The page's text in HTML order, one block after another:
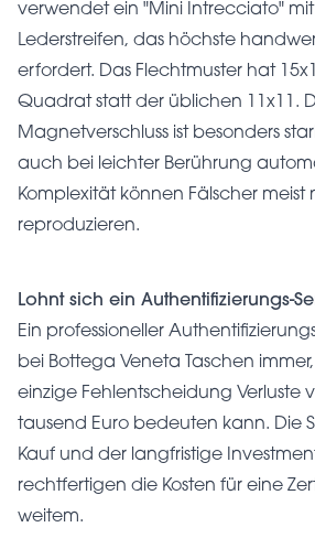
verwendet ein "Mini Intrecciato"
Lederstreifen, das höchste
erfordert. Das Flechtmuster hat
Quadrat statt der üblichen 11x11.
Magnetverschluss ist besonders
auch bei leichter Berührung
Komplexität können Fälscher meist
reproduzieren.
Lohnt sich ein Authentifizierungs-
Ein professioneller
bei Bottega Veneta Taschen
einzige Fehlentscheidung Verluste
tausend Euro bedeuten kann. Die
Kauf und der langfristige
rechtfertigen die Kosten für eine
weitem.